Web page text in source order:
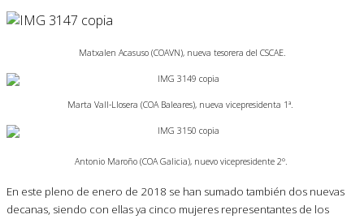
Matxalen Acasuso (COAVN), nueva tesorera del CSCAE.
Marta Vall-Llosera (COA Baleares), nueva vicepresidenta 1ª.
Antonio Maroño (COA Galicia), nuevo vicepresidente 2º.
En este pleno de enero de 2018 se han sumado también dos nuevas
decanas, siendo con ellas ya cinco mujeres representantes de los